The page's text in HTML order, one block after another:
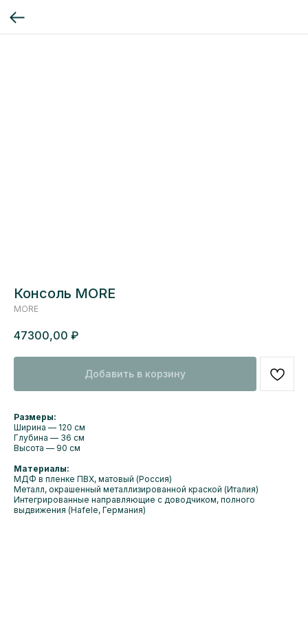
Консоль MORE
MORE
47300,00 ₽
Добавить в корзину
Размеры:
Ширина — 120 см
Глубина — 36 см
Высота — 90 см
Материалы:
МДФ в пленке ПВХ, матовый (Россия)
Металл, окрашенный металлизированной краской (Италия)
Интегрированные направляющие с доводчиком, полного
выдвижения (Hafele, Германия)